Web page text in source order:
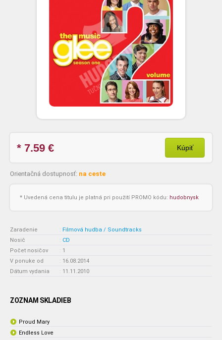
* 7.59 € Kúpiť
Orientačná dostupnosť: na ceste
* Uvedená cena titulu je platná pri použití PROMO kódu: hudobnysk
Zaradenie : Filmová hudba / Soundtracks
Nosič
: CD
Počet nosičov
: 1
V ponuke od
: 16.08.2014
Dátum vydania
: 11.11.2010
ZOZNAM SKLADIEB
Proud Mary
Endless Love